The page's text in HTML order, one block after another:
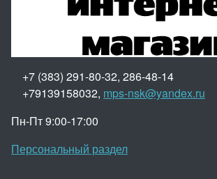
+7 (383) 291-80-32, 286-48-14
+79139158032, mps-nsk@yandex.ru
Пн-Пт 9:00-17:00
Персональный раздел